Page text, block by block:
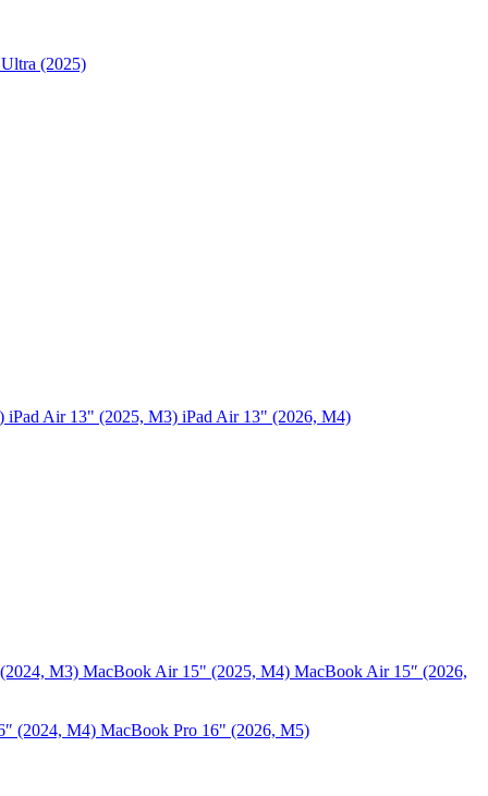
(2025)
iPad Air 13" (2025, M3) iPad Air 13" (2026, M4)
M3) MacBook Air 15" (2025, M4) MacBook Air 15″ (2026,
(2024, M4) MacBook Pro 16" (2026, M5)